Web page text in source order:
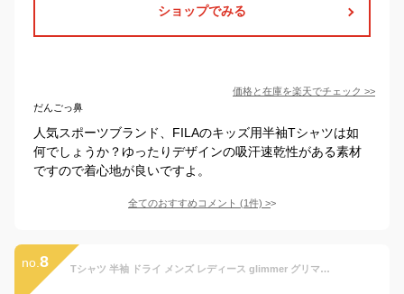
ショップでみる
価格と在庫を楽天でチェック >>
だんごっ鼻
人気スポーツブランド、FILAのキッズ用半袖Tシャツは如
何でしょうか？ゆったりデザインの吸汗速乾性がある素材
ですので着心地が良いですよ。
全てのおすすめコメント (1件) >
no. 8 Tシャツ 半袖 ドライ メンズ レディース glimmer グリマー 男の子 女の子 ドライ 無地 3.5オンス 吸汗 速乾 UV CUT カジュアル スポーツ 運動 ワーク 作業 00350-AIT